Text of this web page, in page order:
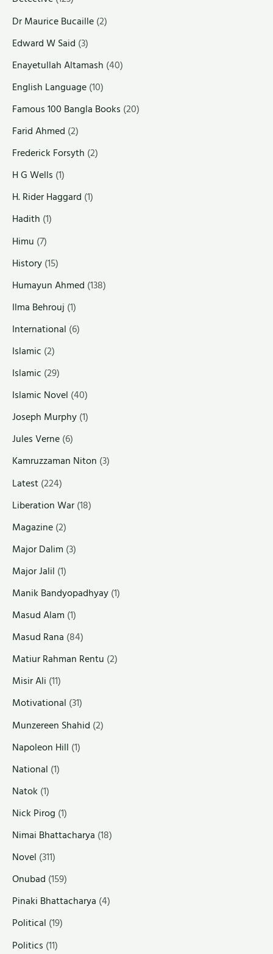
Dr Maurice Bucaille(2)
Edward W Said (3)
Enayetullah Altamash (40)
English Language(10)
Famous 100 Bangla Books (20)
Farid Ahmed (2)
Frederick Forsyth (2)
H G Wells (1)
H. Rider Haggard (1)
Hadith (1)
Himu (7)
History(15)
Humayun Ahmed (138)
Ilma Behrouj (1)
International (6)
Islamic (2)
Islamic (29)
Islamic Novel (40)
Joseph Murphy(1)
Jules Verne(6)
Kamruzzaman Niton (3)
Latest(224)
Liberation War(18)
Magazine(2)
Major Dalim (3)
Major Jalil (1)
Manik Bandyopadhyay(1)
Masud Alam (1)
Masud Rana (84)
Matiur Rahman Rentu (2)
Misir Ali (11)
Motivational (31)
Munzereen Shahid (2)
Napoleon Hill (1)
National (1)
Natok (1)
Nick Pirog (1)
Nimai Bhattacharya (18)
Novel (311)
Onubad (159)
Pinaki Bhattacharya (4)
Political (19)
Politics (11)